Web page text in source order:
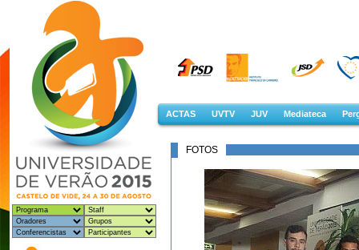
ACTAS UVTV JUV Mediateca
FOTOS